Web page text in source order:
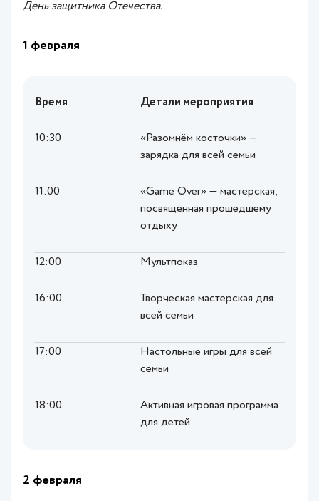
День защитника Отечества.
1 февраля
Время Детали мероприятия
10:30
«Разомнём косточки» —
зарядка для всей семьи
11:00
«Game Over» — мастерская,
посвящённая прошедшему
отдыху
12:00 Мультпоказ
16:00
Творческая мастерская для
всей семьи
17:00
Настольные игры для всей
семьи
18:00
Активная игровая программа
для детей
2 февраля